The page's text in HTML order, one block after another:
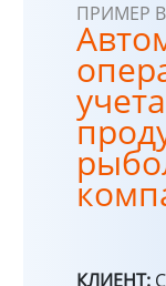
ПРИМЕР
КЛИЕНТ: